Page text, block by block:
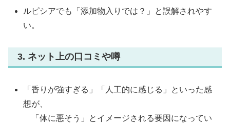
ルピシアでも「添加物入りでは？」と誤解されやす
い。
3. ネット上の口コミや噂
「香りが強すぎる」「人工的に感じる」といった感
想が、
「体に悪そう」とイメージされる要因になってい